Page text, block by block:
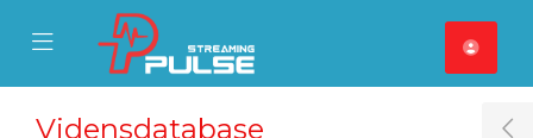
Mobile Menu
Mobile Menu
Vidensdatabase